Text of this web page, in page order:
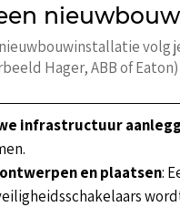
volg
Hager, ABB of
infrastructuur
en plaatsen: